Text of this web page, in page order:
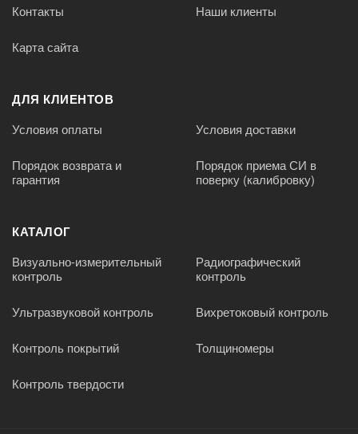
Контакты Наши клиенты
Карта сайта
ДЛЯ КЛИЕНТОВ
Условия оплаты Условия доставки
Порядок возврата и
гарантия
Порядок приема СИ в
поверку (калибровку)
КАТАЛОГ
Визуально-измерительный
контроль
Радиографический
контроль
Ультразвуковой контроль Вихретоковый контроль
Контроль покрытий Толщиномеры
Контроль твердости